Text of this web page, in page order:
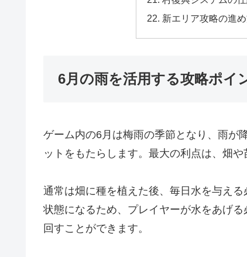
新エリア攻略の進
6月の雨を活用する攻略ポイ
ゲーム内の6月は梅雨の季節となり、雨が
ットをもたらします。最大の利点は、畑
通常は畑に種を植えた後、毎日水を与え
状態になるため、プレイヤーが水をあげ
回すことができます。